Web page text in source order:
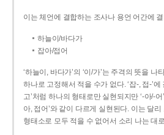
이는 체언에 결합하는 조사나 용언 어간에
하늘이/바다가
잡아/접어
‘하늘이, 바다가’의 ‘이/가’는 주격의 뜻을
하나로 고정해서 적을 수가 없다. ‘잡-, 접-’에
고’처럼 하나의 형태로만 실현되지만 ‘-아/-
아, 접어’와 같이 다르게 실현된다. 이는 달
형태소로 모두 적을 수 없어서 소리 나는 대